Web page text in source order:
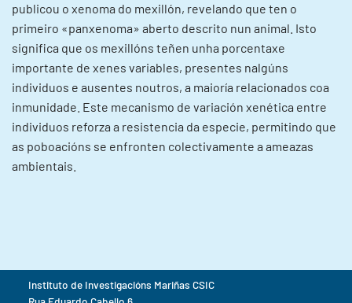
publicou o xenoma do mexillón, revelando que ten o
primeiro «panxenoma» aberto descrito nun animal. Isto
significa que os mexillóns teñen unha porcentaxe
importante de xenes variables, presentes nalgúns
individuos e ausentes noutros, a maioría relacionados coa
inmunidade. Este mecanismo de variación xenética entre
individuos reforza a resistencia da especie, permitindo que
as poboacións se enfronten colectivamente a ameazas
ambientais.
Instituto de Investigacións Mariñas CSIC